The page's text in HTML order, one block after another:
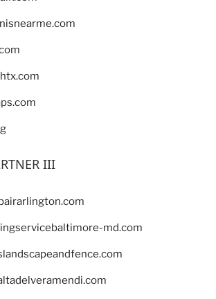
III
md.com